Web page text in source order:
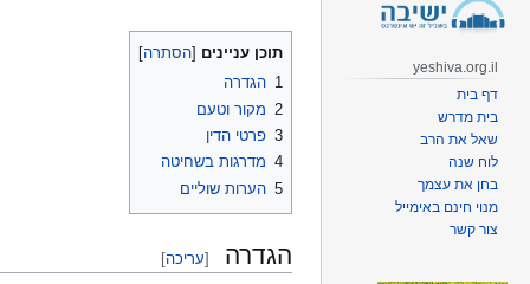
תוכן עניינים
1 הגדרה
2 מקור וטעם
3 פרטי הדין
4 מדרגות בשחיטה
5 הערות שוליים
הגדרה [עריכה]
yeshiva.org.il
דף בית
בית מדרש
שאל את הרב
לוח שנה
בחן את עצמך
מנוי חינם באימייל
צור קשר